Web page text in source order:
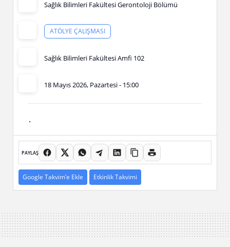
Sağlık Bilimleri Fakültesi Gerontoloji Bölümü
ATÖLYE ÇALIŞMASI
Sağlık Bilimleri Fakültesi Amfi 102
18 Mayıs 2026, Pazartesi - 15:00
.
PAYLAŞ
Google Takvim’e Ekle Etkinlik Takvimi